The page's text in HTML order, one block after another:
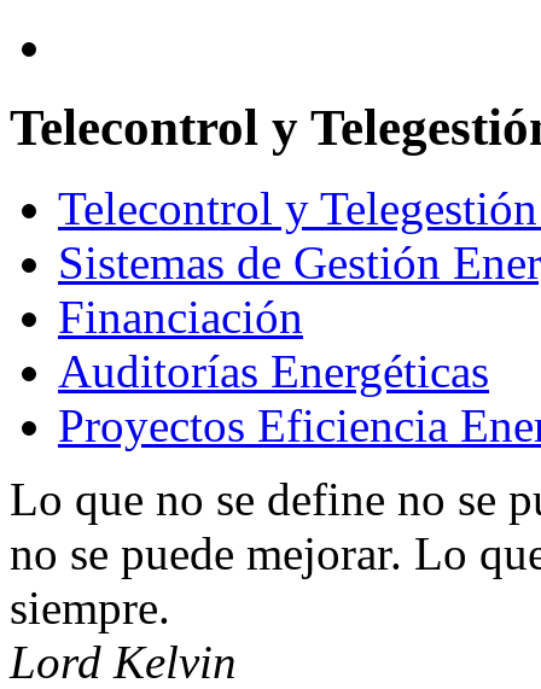
Telecontrol y
Telecontrol y
Sistemas de Gestión
Financiación
Auditorías Energéticas
Proyectos Eficiencia
Lo que no se define no se
no se puede mejorar. Lo
siempre.
Lord Kelvin